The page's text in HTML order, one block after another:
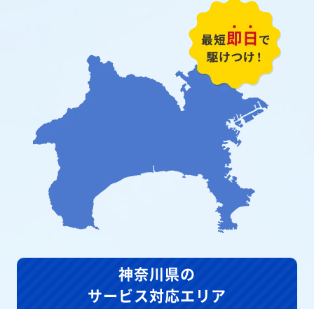
神奈川県の
サービス対応エリア